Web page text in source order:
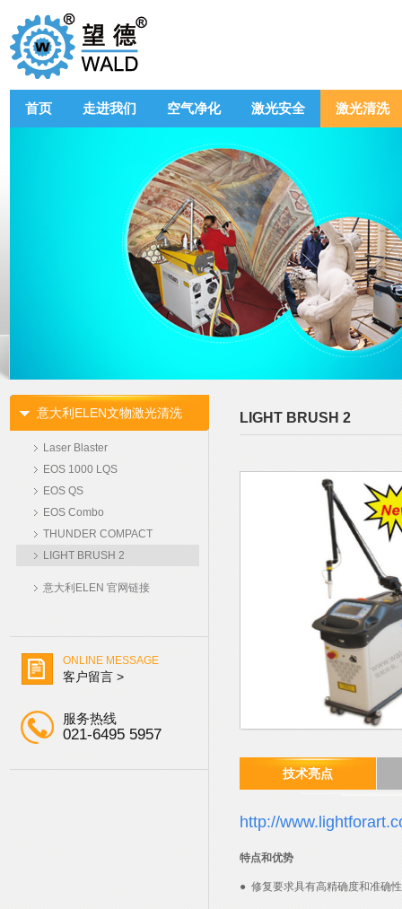
首页 走进我们 空气净化 激光安全 激光清洗
意大利ELEN文物激光清洗
机Laser Blaster
EOS 1000 LQS
EOS QS
EOS Combo
THUNDER COMPACT
LIGHT BRUSH 2
意大利ELEN 官网链接
ONLINE MESSAGE
客户留言 >
服务热线
021-6495 5957
LIGHT BRUSH 2
技术亮点
http://
特点和优势
● 修复要求具有高精确度和准确